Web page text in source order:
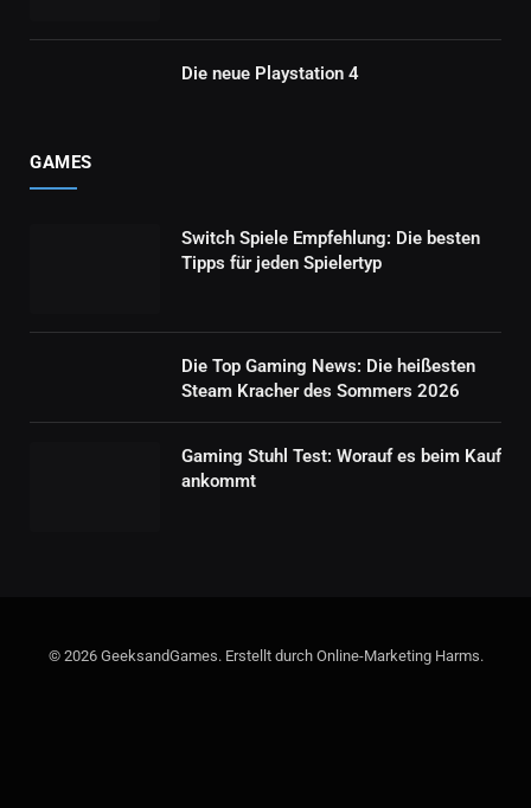
Die neue Playstation 4
GAMES
Switch Spiele Empfehlung: Die besten
Tipps für jeden Spielertyp
Die Top Gaming News: Die heißesten
Steam Kracher des Sommers 2026
Gaming Stuhl Test: Worauf es beim Kauf
ankommt
© 2026 GeeksandGames. Erstellt durch Online-Marketing Harms.